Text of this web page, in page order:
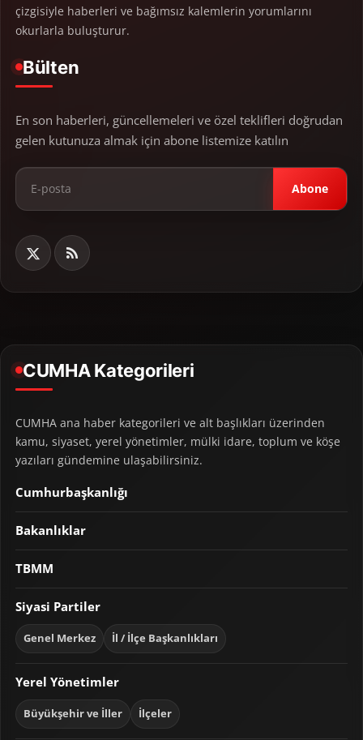
çizgisiyle haberleri ve bağımsız kalemlerin yorumlarını
okurlarla buluşturur.
Bülten
En son haberleri, güncellemeleri ve özel teklifleri doğrudan
gelen kutunuza almak için abone listemize katılın
Abone
CUMHA Kategorileri
CUMHA ana haber kategorileri ve alt başlıkları üzerinden
kamu, siyaset, yerel yönetimler, mülki idare, toplum ve köşe
yazıları gündemine ulaşabilirsiniz.
Cumhurbaşkanlığı
Bakanlıklar
TBMM
Siyasi Partiler
Genel Merkez İl / İlçe Başkanlıkları
Yerel Yönetimler
Büyükşehir ve İller İlçeler